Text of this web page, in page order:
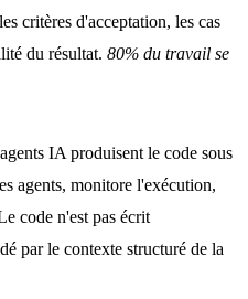
critères d'acceptation, les cas
du résultat. 80% du travail se
IA produisent le code sous
agents, monitore l'exécution,
code n'est pas écrit
par le contexte structuré de la